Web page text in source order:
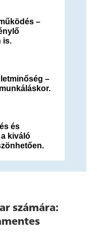
–
is.
–
és
kiváló
számára: